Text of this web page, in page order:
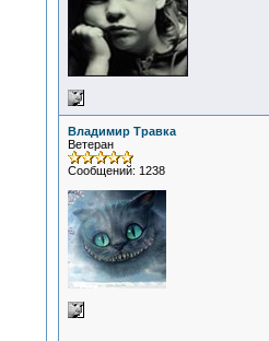
Владимир Травка
Ветеран
Сообщений: 1238